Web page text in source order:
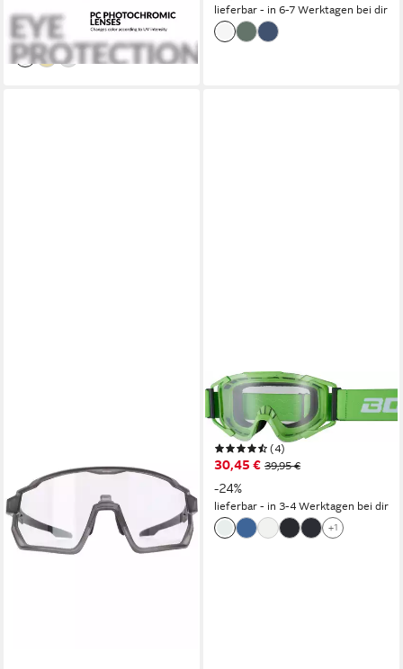
Nasenpads, leicht
-20%
lieferbar - in 4-5 Werktagen bei dir
lieferbar - in 6-7 Werktagen bei dir
BOGOTTO
Fahrradbrille B-ST Motocross
Brille
(4)
30,45 € 39,95 €
-24%
lieferbar - in 3-4 Werktagen bei dir
+1